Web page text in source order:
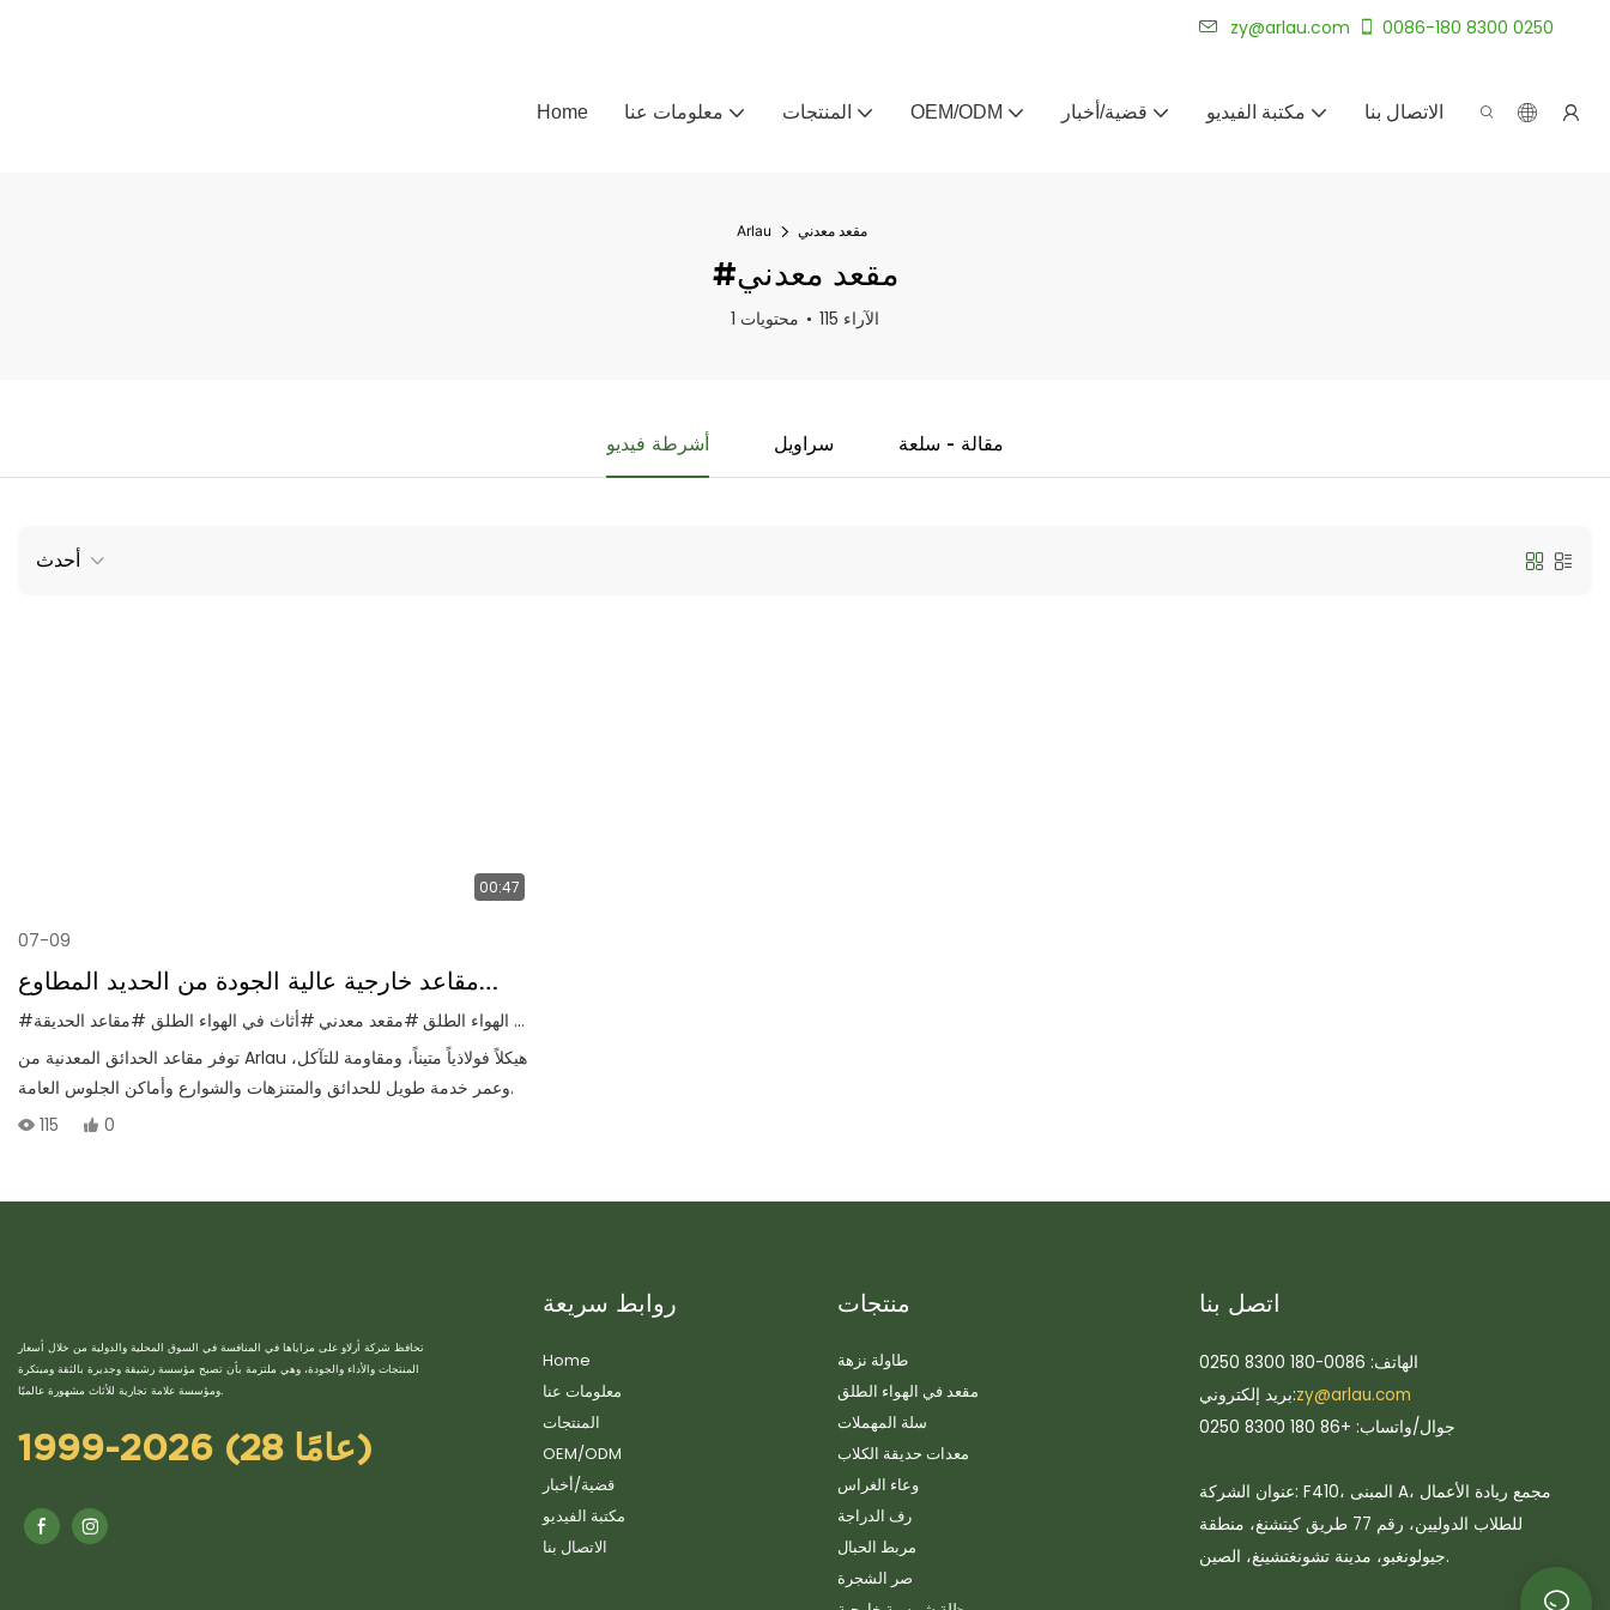
zy@arlau.com 0086-180 8300 0250
Home معلومات عنا المنتجات OEM/ODM قضية/أخبار مكتبة الفيديو الاتصال بنا
Arlau مقعد معدني
#مقعد معدني
1 محتويات 115 الآراء
أشرطة فيديو سراويل مقالة - سلعة
أحدث
00:47
07-09
مقاعد خارجية عالية الجودة من الحديد المطاوع
للحدائق
#مقاعد في الهواء الطلق #مقعد معدني #أثاث في الهواء الطلق #مقاعد الحديقة
توفر مقاعد الحدائق المعدنية من Arlau هيكلاً فولاذياً متيناً، ومقاومة للتآكل،
وعمر خدمة طويل للحدائق والمتنزهات والشوارع وأماكن الجلوس العامة.
115
0
تحافظ شركة أرلاو على مزاياها في المنافسة في السوق المحلية والدولية من خلال أسعار
المنتجات والأداء والجودة، وهي ملتزمة بأن تصبح مؤسسة رشيقة وجديرة بالثقة ومبتكرة
1999-2026 (28 عامًا)
روابط سريعة
Home
معلومات عنا
المنتجات
OEM/ODM
قضية/أخبار
مكتبة الفيديو
الاتصال بنا
منتجات
طاولة نزهة
مقعد في الهواء الطلق
سلة المهملات
معدات حديقة الكلاب
وعاء الغراس
رف الدراجة
مربط الحبال
صر الشجرة
اتصل بنا
الهاتف: 0086-180 8300 0250
بريد إلكتروني:zy@arlau.com
جوال/واتساب: +86 180 8300 0250
عنوان الشركة: F410، المبنى A، مجمع ريادة الأعمال
للطلاب الدوليين، رقم 77 طريق كيتشنغ، منطقة
جيولونغبو، مدينة تشونغتشينغ، الصين.